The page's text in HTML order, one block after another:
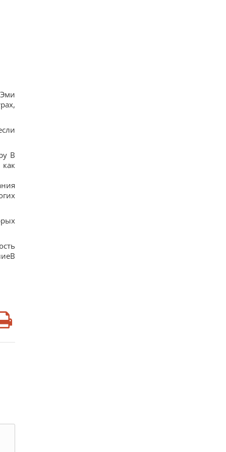
В